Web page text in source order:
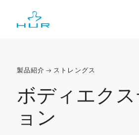
製品紹介 ストレングス
ボディエク
ョン